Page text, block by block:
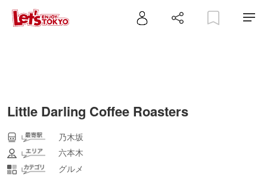
Little Darling Coffee Roasters
乃木坂
六本木
グルメ